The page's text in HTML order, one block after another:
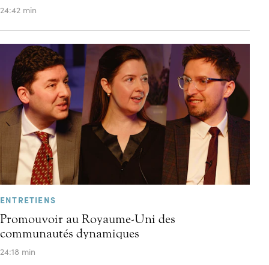
24:42 min
ENTRETIENS
Promouvoir au Royaume-Uni des
communautés dynamiques
24:18 min